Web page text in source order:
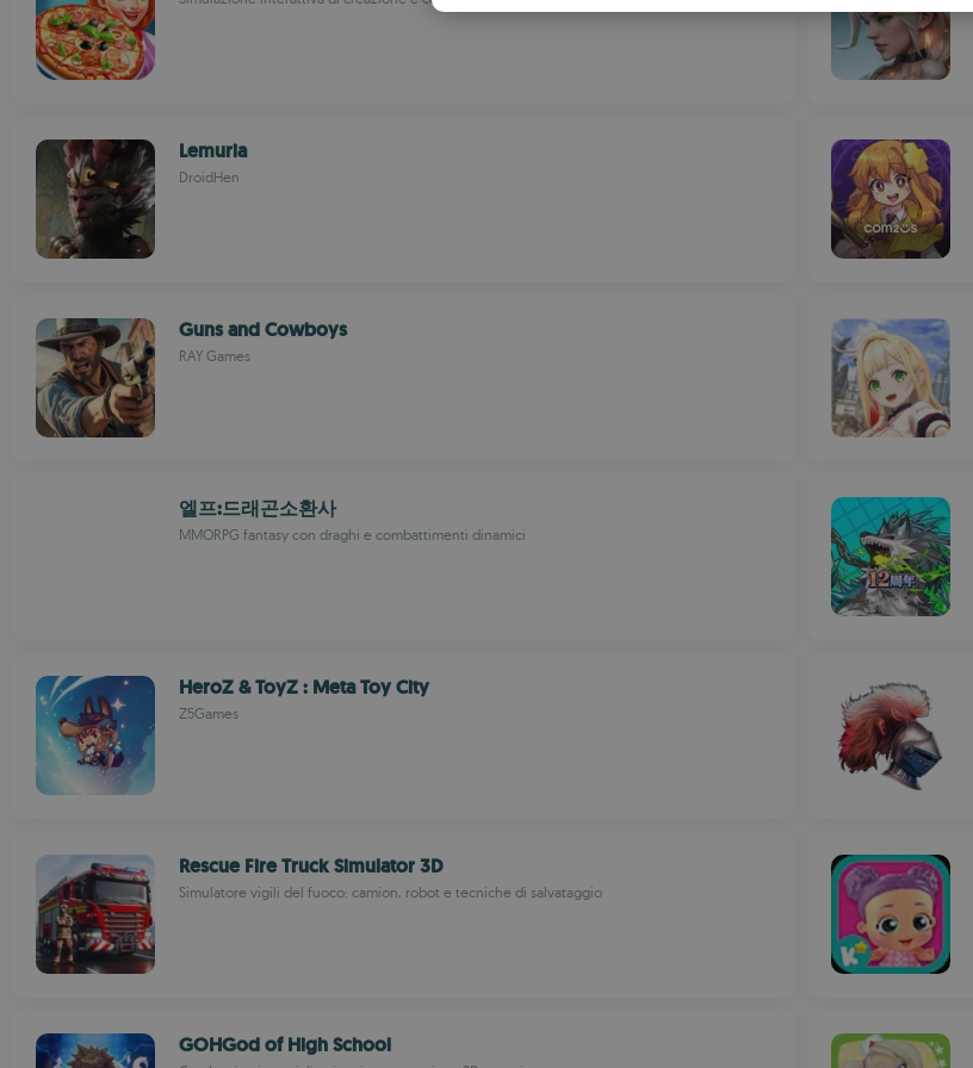
Lemuria
DroidHen
Guns and Cowboys
RAY Games
엘프:드래곤소환사
MMORPG fantasy con draghi e combattimenti dinamici
HeroZ & ToyZ : Meta Toy City
Z5Games
Rescue Fire Truck Simulator 3D
Simulatore vigili del fuoco: camion, robot e tecniche di salvataggio
GOHGod of High School